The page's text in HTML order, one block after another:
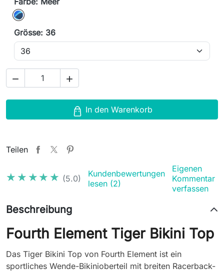
Meer
Grösse: 36
 
In den Warenkorb
Teilen
★★★★★
★★★★★ (5.0)
Kundenbewertungen
lesen (2)
Eigenen
Kommentar
verfassen
Beschreibung
Fourth Element Tiger Bikini Top
Das Tiger Bikini Top von Fourth Element ist ein
sportliches Wende-Bikinioberteil mit breiten Racerback-